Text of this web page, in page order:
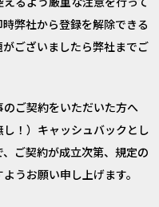
弊社から登録を解除できる
ございましたら弊社までご
ご契約をいただいた方へ
！）キャッシュバックとし
ご契約が成立次第、規定の
うお願い申し上げます。